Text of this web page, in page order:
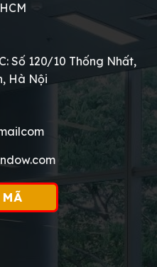
Số 120/10 Thống Nhất,
Hà Nội